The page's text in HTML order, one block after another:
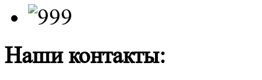
Наши контакты: